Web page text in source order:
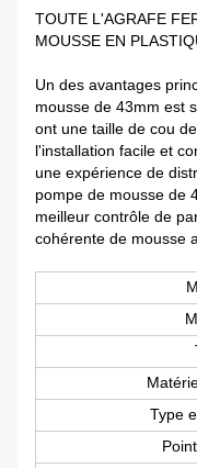
TOUTE L'AGRAFE
MOUSSE EN
Un des avantages
mousse de 43mm est
ont une taille de cou
l'installation facile et
une expérience de
pompe de mousse de
meilleur contrôle de
cohérente de mousse
Type